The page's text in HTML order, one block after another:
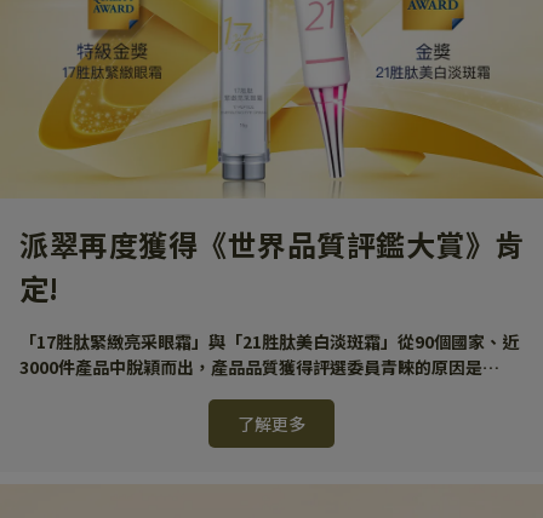
派翠再度獲得《世界品質評鑑大賞》肯
定!
「17胜肽緊緻亮采眼霜」與「21胜肽美白淡斑霜」從90個國家、近
3000件產品中脫穎而出，產品品質獲得評選委員青睞的原因是…
了解更多